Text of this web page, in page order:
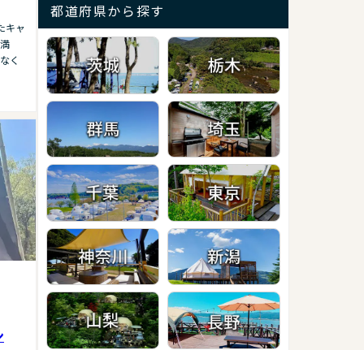
キャ
く
都道府県から探す